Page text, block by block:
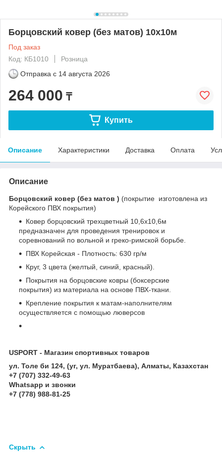
Борцовский ковер (без матов) 10х10м
Под заказ
Код: КБ1010
Розница
Отправка с 14 августа 2026
264 000 ₸
Купить
Описание Характеристики Доставка Оплата
Описание
Борцовский ковер (без матов ) (покрытие изготовлена из
Корейского ПВХ покрытия)
Ковер борцовский трехцветный 10,6х10,6м
предназначен для проведения тренировок и
соревнований по вольной и греко-римской борьбе.
ПВХ Корейская - Плотность: 630 гр/м
Круг, 3 цвета (желтый, синий, красный).
Покрытия на борцовские ковры (боксерские
покрытия) из материала на основе ПВХ-ткани.
Крепление покрытия к матам-наполнителям
осуществляется с помощью люверсов
USPORT - Магазин спортивных товаров
ул. Толе би 124, (уг, ул. Муратбаева), Алматы, Казахстан
+7 (707) 332-49-63
Whatsapp и звонки
+7 (778) 988-81-25
Скрыть